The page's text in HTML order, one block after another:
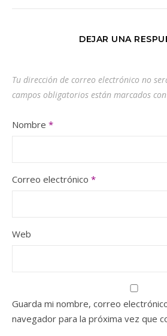
DEJAR UNA
Tu dirección de correo electrónico no
campos obligatorios están marcados con
Nombre *
Correo electrónico *
Web
Guarda mi nombre, correo
navegador para la próxima vez que